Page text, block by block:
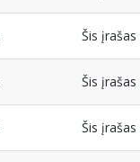
Šis
Šis
Šis